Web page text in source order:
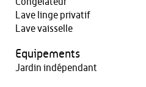
Lave linge privatif
Lave vaisselle
Equipements
Jardin indépendant